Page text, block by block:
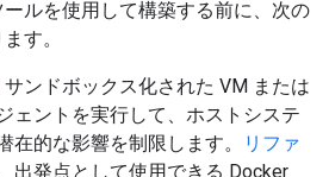
ルを使用して構築する前に、次の
す。
サンドボックス化された VM または
ェントを実行して、ホストシステ
在的な影響を制限します。
リファ
出発点として使用できる Docker